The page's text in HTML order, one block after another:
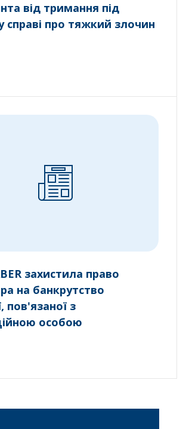
від тримання під
справі про тяжкий злочин
захистила право
на банкрутство
пов'язаної з
особою